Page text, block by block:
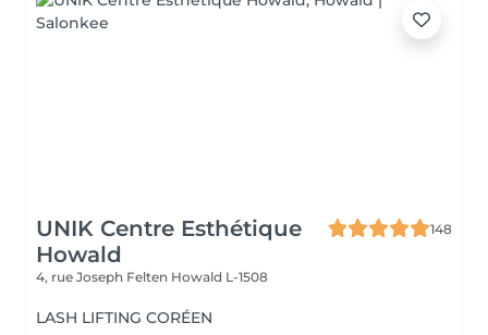
UNIK Centre Esthétique
Howald
148
4, rue Joseph Felten Howald L-1508
LASH LIFTING CORÉEN